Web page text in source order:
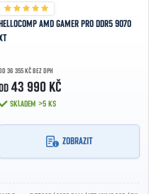
HELLOCOMP AMD GAMER PRO DDR5 9070
36 355 KČ BEZ DPH
43 990 KČ
SKLADEM >5 KS
ZOBRAZIT